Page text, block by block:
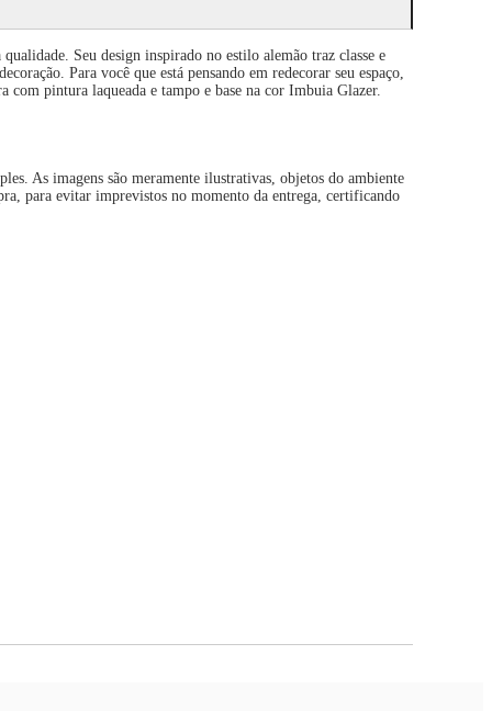
Seu design inspirado no estilo alemão traz classe e
Para você que está pensando em redecorar seu espaço,
com pintura laqueada e tampo e base na cor Imbuia Glazer.
As imagens são meramente ilustrativas, objetos do ambiente
para evitar imprevistos no momento da entrega, certificando